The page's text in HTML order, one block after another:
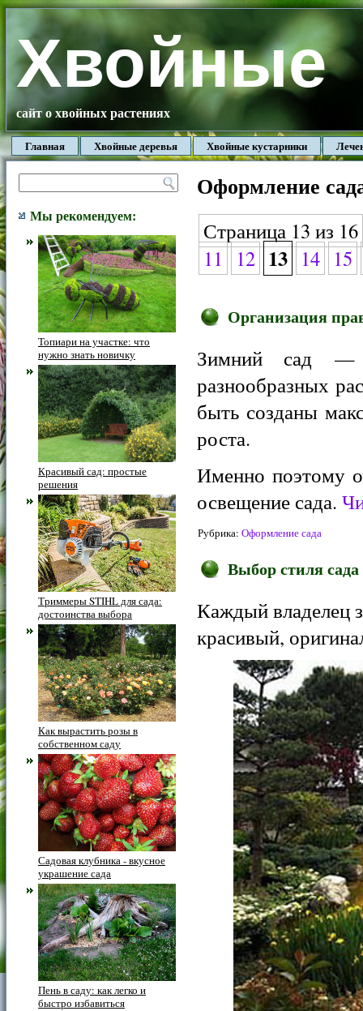
Хвойные
сайт о хвойных растениях
Главная Хвойные деревья Хвойные кустарники
Мы рекомендуем:
Топиари на участке: что
нужно знать новичку
Красивый сад: простые
решения
Триммеры STIHL для сада:
достоинства выбора
Как вырастить розы в
собственном саду
Садовая клубника - вкусное
украшение сада
Пень в саду: как легко и
быстро избавиться
Оформление
Страница 13 из 16
11
12 13 14 15
Организация
Зимний сад —
разнообразных
быть созданы
роста.
Именно поэтому
освещение сада.
Рубрика: Оформление сада
Выбор стиля сада
Каждый владелец
красивый,